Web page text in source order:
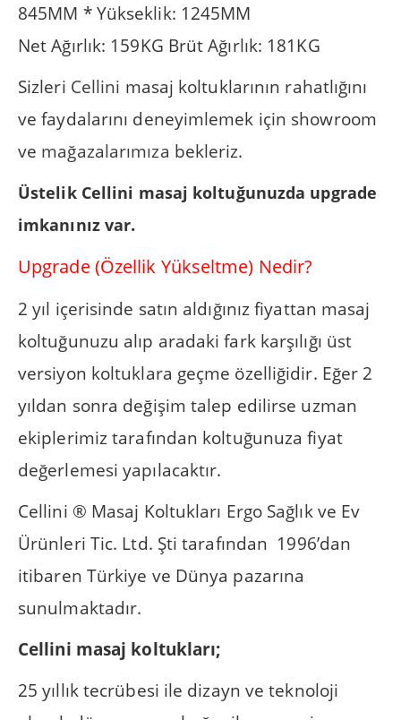
845MM * Yükseklik: 1245MM
Net Ağırlık: 159KG Brüt Ağırlık: 181KG
Sizleri Cellini masaj koltuklarının rahatlığını
ve faydalarını deneyimlemek için showroom
ve mağazalarımıza bekleriz.
Üstelik Cellini masaj koltuğunuzda upgrade
imkanınız var.
Upgrade (Özellik Yükseltme) Nedir?
2 yıl içerisinde satın aldığınız fiyattan masaj
koltuğunuzu alıp aradaki fark karşılığı üst
versiyon koltuklara geçme özelliğidir. Eğer 2
yıldan sonra değişim talep edilirse uzman
ekiplerimiz tarafından koltuğunuza fiyat
değerlemesi yapılacaktır.
Cellini ® Masaj Koltukları Ergo Sağlık ve Ev
Ürünleri Tic. Ltd. Şti tarafından 1996’dan
itibaren Türkiye ve Dünya pazarına
sunulmaktadır.
Cellini masaj koltukları;
25 yıllık tecrübesi ile dizayn ve teknoloji